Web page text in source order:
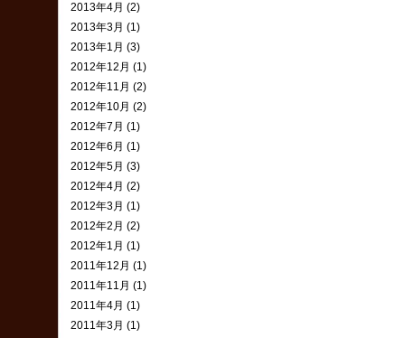
2013年4月 (2)
2013年3月 (1)
2013年1月 (3)
2012年12月 (1)
2012年11月 (2)
2012年10月 (2)
2012年7月 (1)
2012年6月 (1)
2012年5月 (3)
2012年4月 (2)
2012年3月 (1)
2012年2月 (2)
2012年1月 (1)
2011年12月 (1)
2011年11月 (1)
2011年4月 (1)
2011年3月 (1)